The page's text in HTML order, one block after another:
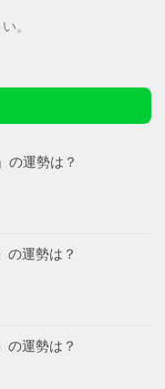
。
の運勢は？
の運勢は？
の運勢は？